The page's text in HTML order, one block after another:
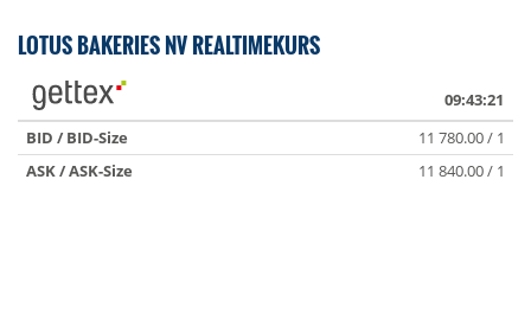
LOTUS BAKERIES NV REALTIMEKURS
09:43:21
BID / BID-Size
11 780.00 / 1
ASK / ASK-Size
11 840.00 / 1